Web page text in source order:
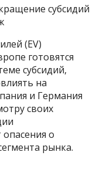
субсидий
(EV)
готовятся
субсидий,
на
и Германия
своих
о
рынка.